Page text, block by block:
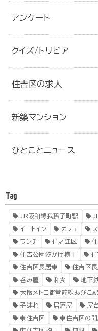
アンケート
クイズ/トリビア
住吉区の求人
新築マンション
ひとことニュース
Tag
JR阪和線我孫子町駅
イートイン カフェ
ランチ 住之江区
住吉公園汐かけ横丁
住吉区長居東 住吉区
呑み屋 和食 地下
大阪メトロ御堂筋線あびこ駅
子連れ 居酒屋 屋
東住吉区 東住吉区の